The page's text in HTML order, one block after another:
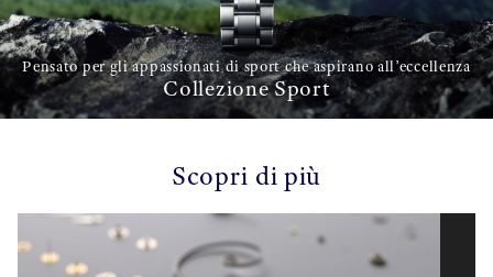
Pensato per gli appassionati di sport che aspirano all’eccellenza
Collezione Sport
Scopri di più